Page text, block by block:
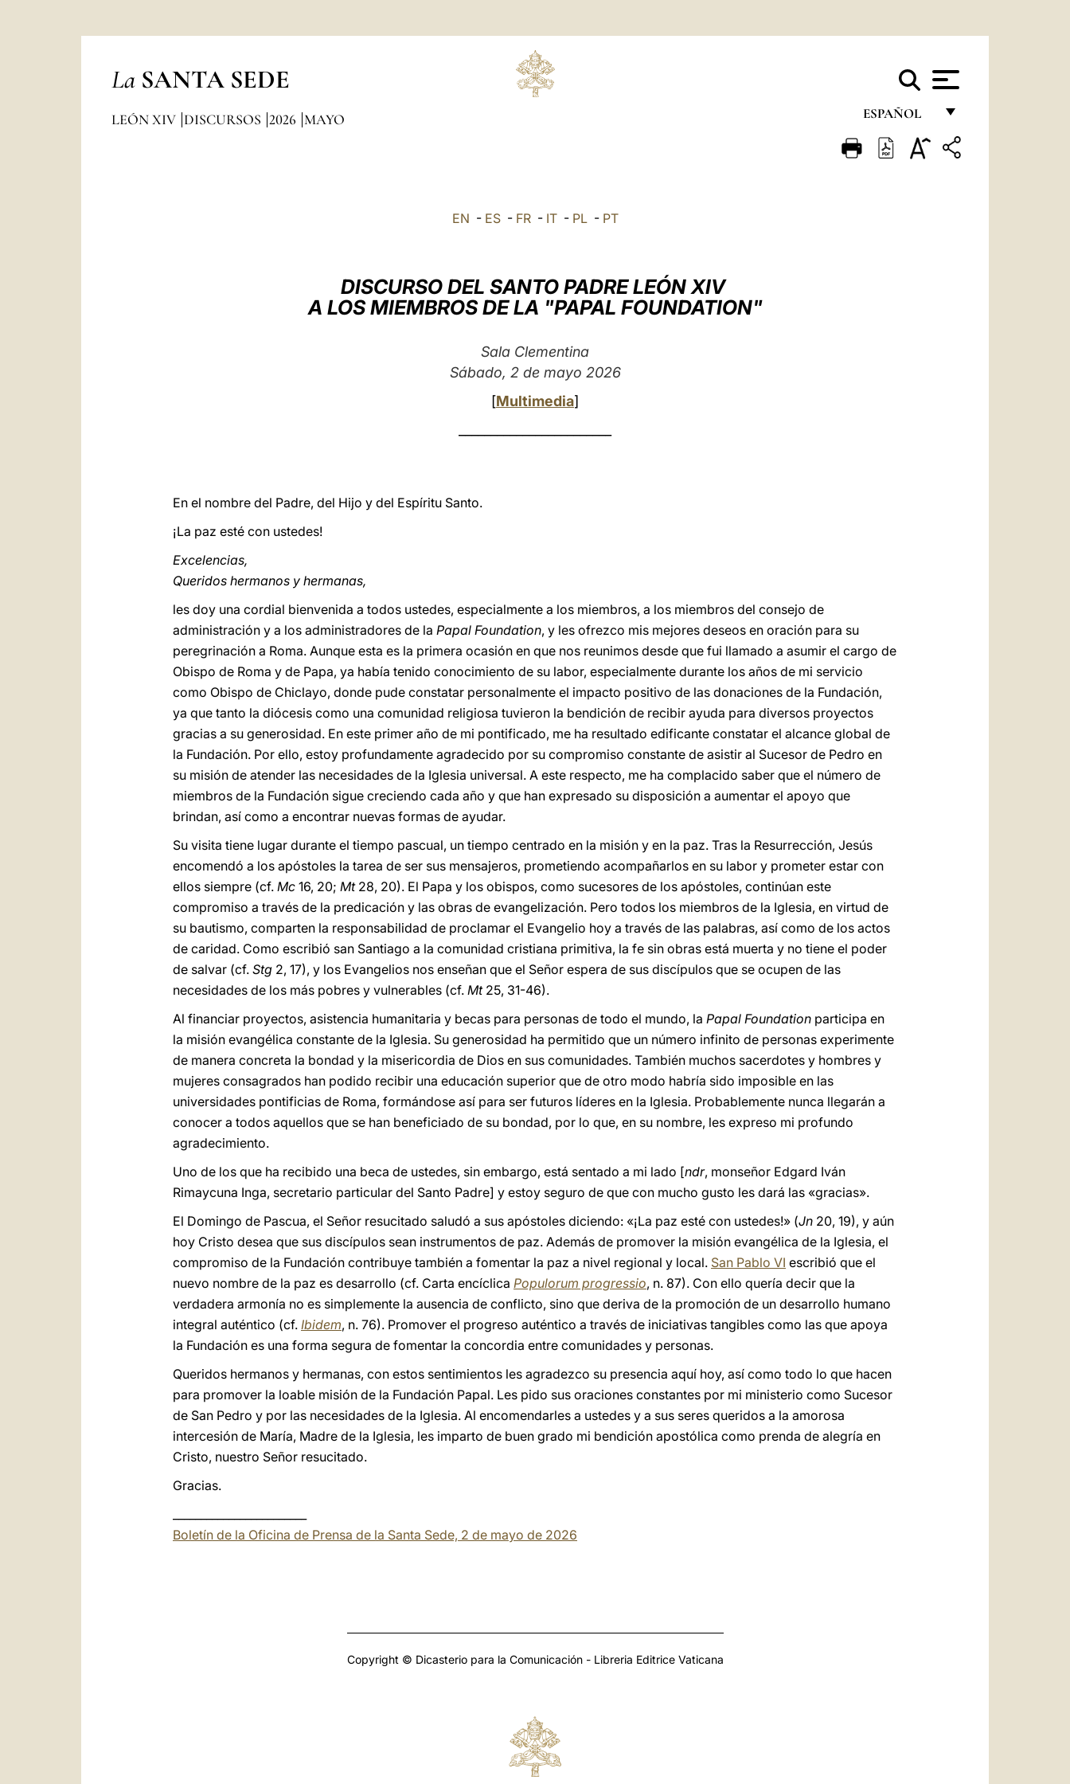
La SANTA SEDE
ESPAÑOL
FRANÇAIS
LEÓN XIV DISCURSOS 2026 MAYO
EN - ES- FR- IT- PL- PT
DISCURSO DEL SANTO PADRE LEÓN XIV
A LOS MIEMBROS DE LA "PAPAL FOUNDATION"
Sala Clementina
Sábado, 2 de mayo 2026
[Multimedia]
En el nombre del Padre, del Hijo y del Espíritu Santo.
¡La paz esté con ustedes!
Excelencias,
Queridos hermanos y hermanas,
les doy una cordial bienvenida a todos ustedes, especialmente a los miembros, a los miembros del consejo de
administración y a los administradores de la Papal Foundation, y les ofrezco mis mejores deseos en oración para su
peregrinación a Roma. Aunque esta es la primera ocasión en que nos reunimos desde que fui llamado a asumir el cargo de
Obispo de Roma y de Papa, ya había tenido conocimiento de su labor, especialmente durante los años de mi servicio
como Obispo de Chiclayo, donde pude constatar personalmente el impacto positivo de las donaciones de la Fundación,
ya que tanto la diócesis como una comunidad religiosa tuvieron la bendición de recibir ayuda para diversos proyectos
gracias a su generosidad. En este primer año de mi pontificado, me ha resultado edificante constatar el alcance global de
la Fundación. Por ello, estoy profundamente agradecido por su compromiso constante de asistir al Sucesor de Pedro en
su misión de atender las necesidades de la Iglesia universal. A este respecto, me ha complacido saber que el número de
miembros de la Fundación sigue creciendo cada año y que han expresado su disposición a aumentar el apoyo que
brindan, así como a encontrar nuevas formas de ayudar.
Su visita tiene lugar durante el tiempo pascual, un tiempo centrado en la misión y en la paz. Tras la Resurrección, Jesús
encomendó a los apóstoles la tarea de ser sus mensajeros, prometiendo acompañarlos en su labor y prometer estar con
ellos siempre (cf. Mc 16, 20; Mt28, 20). El Papa y los obispos, como sucesores de los apóstoles, continúan este
compromiso a través de la predicación y las obras de evangelización. Pero todos los miembros de la Iglesia, en virtud de
su bautismo, comparten la responsabilidad de proclamar el Evangelio hoy a través de las palabras, así como de los actos
de caridad. Como escribió san Santiago a la comunidad cristiana primitiva, la fe sin obras está muerta y no tiene el poder
de salvar (cf. Stg 2, 17), y los Evangelios nos enseñan que el Señor espera de sus discípulos que se ocupen de las
necesidades de los más pobres y vulnerables (cf. Mt25, 31-46).
Al financiar proyectos, asistencia humanitaria y becas para personas de todo el mundo, la Papal Foundation participa en
la misión evangélica constante de la Iglesia. Su generosidad ha permitido que un número infinito de personas experimente
de manera concreta la bondad y la misericordia de Dios en sus comunidades. También muchos sacerdotes y hombres y
mujeres consagrados han podido recibir una educación superior que de otro modo habría sido imposible en las
universidades pontificias de Roma, formándose así para ser futuros líderes en la Iglesia. Probablemente nunca llegarán a
conocer a todos aquellos que se han beneficiado de su bondad, por lo que, en su nombre, les expreso mi profundo
agradecimiento.
Uno de los que ha recibido una beca de ustedes, sin embargo, está sentado a mi lado [ndr, monseñor Edgard Iván
Rimaycuna Inga, secretario particular del Santo Padre] y estoy seguro de que con mucho gusto les dará las «gracias».
El Domingo de Pascua, el Señor resucitado saludó a sus apóstoles diciendo: «¡La paz esté con ustedes!» (Jn 20, 19), y aún
hoy Cristo desea que sus discípulos sean instrumentos de paz. Además de promover la misión evangélica de la Iglesia, el
compromiso de la Fundación contribuye también a fomentar la paz a nivel regional y local. San Pablo VI escribió que el
nuevo nombre de la paz es desarrollo (cf. Carta encíclica Populorum progressio, n. 87). Con ello quería decir que la
verdadera armonía no es simplemente la ausencia de conflicto, sino que deriva de la promoción de un desarrollo humano
integral auténtico (cf. Ibidem, n. 76). Promover el progreso auténtico a través de iniciativas tangibles como las que apoya
la Fundación es una forma segura de fomentar la concordia entre comunidades y personas.
Queridos hermanos y hermanas, con estos sentimientos les agradezco su presencia aquí hoy, así como todo lo que hacen
para promover la loable misión de la Fundación Papal. Les pido sus oraciones constantes por mi ministerio como Sucesor
de San Pedro y por las necesidades de la Iglesia. Al encomendarles a ustedes y a sus seres queridos a la amorosa
intercesión de María, Madre de la Iglesia, les imparto de buen grado mi bendición apostólica como prenda de alegría en
Cristo, nuestro Señor resucitado.
Gracias.
Boletín de la Oficina de Prensa de la Santa Sede, 2 de mayo de 2026
Copyright © Dicasterio para la Comunicación - Libreria Editrice Vaticana